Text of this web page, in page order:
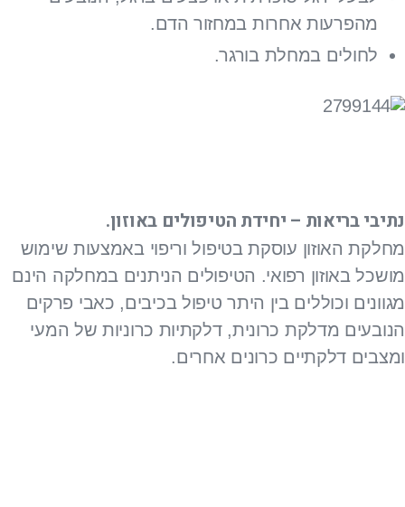
מהפרעות אחרות במחזור הדם.
לחולים במחלת בורגר.
נתיבי בריאות – יחידת הטיפולים באוזון.
מחלקת האוזון עוסקת בטיפול וריפוי באמצעות שימוש
מושכל באוזון רפואי. הטיפולים הניתנים במחלקה הינם
מגוונים וכוללים בין היתר טיפול בכיבים, כאבי פרקים
הנובעים מדלקת כרונית, דלקתיות כרוניות של המעי
ומצבים דלקתיים כרונים אחרים.